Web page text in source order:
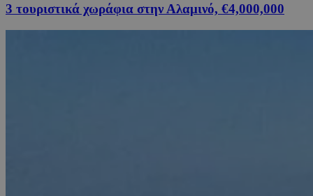
3 τουριστικά χωράφια στην Αλαμινό, €4,000,000